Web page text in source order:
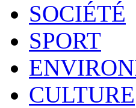
SOCIÉTÉ
SPORT
CULTURE